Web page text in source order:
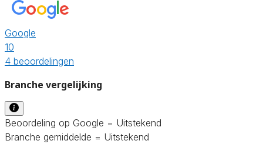
Google
10
4 beoordelingen
Branche vergelijking
Beoordeling op Google = Uitstekend
Branche gemiddelde = Uitstekend